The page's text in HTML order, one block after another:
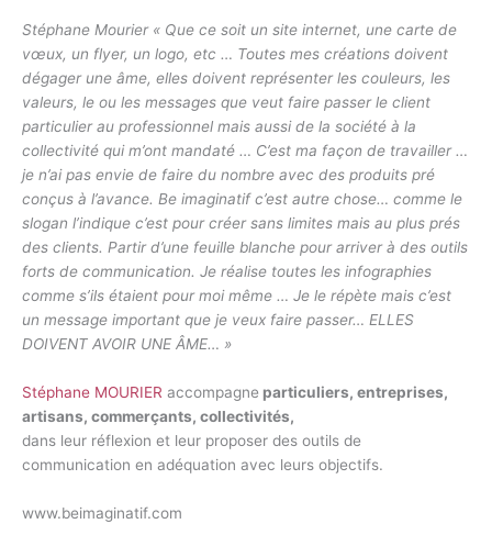
Stéphane Mourier « Que ce soit un site internet, une carte de
vœux, un flyer, un logo, etc … Toutes mes créations doivent
dégager une âme, elles doivent représenter les couleurs, les
valeurs, le ou les messages que veut faire passer le client
particulier au professionnel mais aussi de la société à la
collectivité qui m’ont mandaté … C’est ma façon de travailler …
je n’ai pas envie de faire du nombre avec des produits pré
conçus à l’avance. Be imaginatif c’est autre chose… comme le
slogan l’indique c’est pour créer sans limites mais au plus prés
des clients. Partir d’une feuille blanche pour arriver à des outils
forts de communication. Je réalise toutes les infographies
comme s’ils étaient pour moi même … Je le répète mais c’est
un message important que je veux faire passer… ELLES
DOIVENT AVOIR UNE ÂME… »
Stéphane MOURIER accompagne particuliers, entreprises,
artisans, commerçants, collectivités,
dans leur réflexion et leur proposer des outils de
communication en adéquation avec leurs objectifs.
www.beimaginatif.com